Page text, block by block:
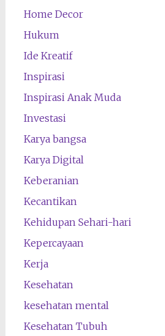
Home Decor
Hukum
Ide Kreatif
Inspirasi
Inspirasi Anak Muda
Investasi
Karya bangsa
Karya Digital
Keberanian
Kecantikan
Kehidupan Sehari-hari
Kepercayaan
Kerja
Kesehatan
kesehatan mental
Kesehatan Tubuh